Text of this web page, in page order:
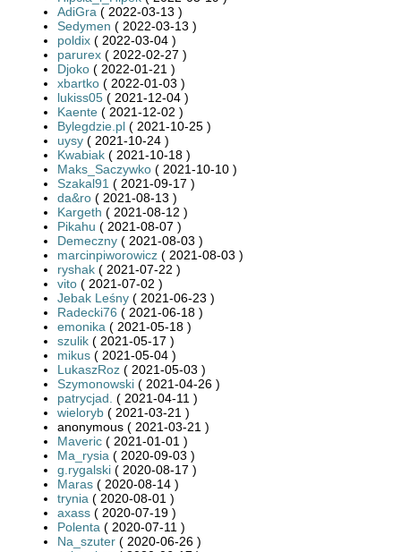
AdiGra ( 2022-03-13 )
Sedymen ( 2022-03-13 )
poldix ( 2022-03-04 )
parurex ( 2022-02-27 )
Djoko ( 2022-01-21 )
xbartko ( 2022-01-03 )
lukiss05 ( 2021-12-04 )
Kaente ( 2021-12-02 )
Bylegdzie.pl ( 2021-10-25 )
uysy ( 2021-10-24 )
Kwabiak ( 2021-10-18 )
Maks_Saczywko ( 2021-10-10 )
Szakal91 ( 2021-09-17 )
da&ro ( 2021-08-13 )
Kargeth ( 2021-08-12 )
Pikahu ( 2021-08-07 )
Demeczny ( 2021-08-03 )
marcinpiworowicz ( 2021-08-03 )
ryshak ( 2021-07-22 )
vito ( 2021-07-02 )
Jebak Leśny ( 2021-06-23 )
Radecki76 ( 2021-06-18 )
emonika ( 2021-05-18 )
szulik ( 2021-05-17 )
mikus ( 2021-05-04 )
LukaszRoz ( 2021-05-03 )
Szymonowski ( 2021-04-26 )
patrycjad. ( 2021-04-11 )
wieloryb ( 2021-03-21 )
anonymous ( 2021-03-21 )
Maveric ( 2021-01-01 )
Ma_rysia ( 2020-09-03 )
g.rygalski ( 2020-08-17 )
Maras ( 2020-08-14 )
trynia ( 2020-08-01 )
axass ( 2020-07-19 )
Polenta ( 2020-07-11 )
Na_szuter ( 2020-06-26 )